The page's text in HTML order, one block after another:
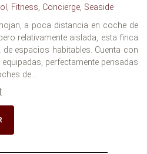
Fitness, Concierge, Seaside
a poca distancia en coche de
relativamente aislada, esta finca
espacios habitables. Cuenta con
perfectamente pensadas
de...